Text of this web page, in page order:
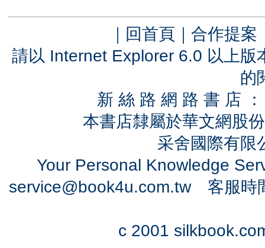
｜ 回首頁 ｜ 合作提案
請以 Internet Explorer 6.0 以上
的
新 絲 路 網 路 書 店
本書店隸屬於華文網股
采舍國際有
Your Personal Knowledge
service@book4u.com.tw客服時
c 2001